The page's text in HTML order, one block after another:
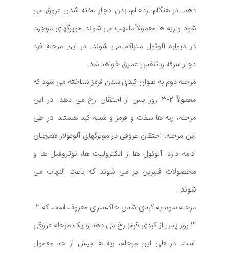
دهد. در هنگام ازدحام، بدن دچار لخته شدن عروق می
شود و ریه ها معمولاً ملتهب می شوند. مویرگهای موجود
در دیواره آلوئول متراکم می شوند. در این مرحله فرد
دچار سرفه و تنفس عمیق خواهد شد.
مرحله دوم به عنوان کبدی شدن قرمز شناخته می شود که
معمولاً 2-3 روز پس از احتقان رخ می دهد. در این
مرحله، ریه ها سفت و قرمز و شبیه کبد هستند. در طی
این مرحله، احتقان عروقی در مویرگهای آلوئولار همچنان
ادامه دارد. آلوئول ها از الکترولیت ها، نوتروفیل ها و
محصولات فیبرین پر می شوند که باعث التهاب می
شوند.
مرحله سوم به کبدی شدن خاکستری معروف است که 2-
3 روز پس از کبدی قرمز رخ می دهد و یک مرحله عروقی
است. در طی این مرحله، ریه ها بیش از حد معمول